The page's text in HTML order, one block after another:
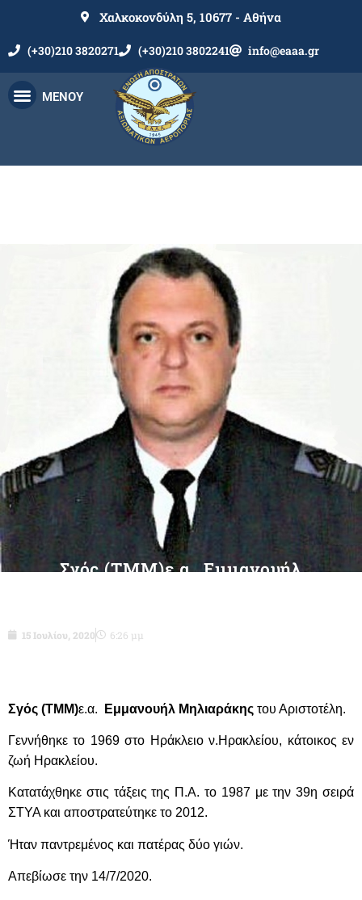
Χαλκοκονδύλη 5, 10677 - Αθήνα
(+30)210 3820271 (+30)210 3802241 info@eaaa.gr
ΜΕΝΟΥ
Σγός (ΤΜΜ)ε.α. Εμμανουήλ
15 Ιουλίου, 2020 6:26 μμ
Σγός (ΤΜΜ)ε.α. Εμμανουήλ Μηλιαράκης του Αριστοτέλη.
Γεννήθηκε το 1969 στο Ηράκλειο ν.Ηρακλείου, κάτοικος εν
ζωή Ηρακλείου.
Κατατάχθηκε στις τάξεις της Π.Α. το 1987 με την 39η σειρά
ΣΤΥΑ και αποστρατεύτηκε το 2012.
Ήταν παντρεμένος και πατέρας δύο γιών.
Απεβίωσε την 14/7/2020.